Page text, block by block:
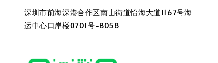
深圳市前海深港合作区南山街道怡海大道1167号海
运中心口岸楼0701号-B058